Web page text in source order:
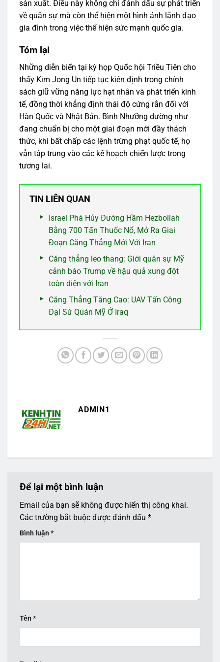
sản xuất. Điều này không chỉ đánh dấu sự phát triển
về quân sự mà còn thể hiện một hình ảnh lãnh đạo
gia đình trong việc thể hiện sức mạnh quốc gia.
Tóm lại
Những diễn biến tại kỳ họp Quốc hội Triều Tiên cho
thấy Kim Jong Un tiếp tục kiên định trong chính
sách giữ vững năng lực hạt nhân và phát triển kinh
tế, đồng thời khẳng định thái độ cứng rắn đối với
Hàn Quốc và Nhật Bản. Bình Nhưỡng dường như
đang chuẩn bị cho một giai đoạn mới đầy thách
thức, khi bất chấp các lệnh trừng phạt quốc tế, họ
vẫn tập trung vào các kế hoạch chiến lược trong
tương lai.
TIN LIÊN QUAN
Israel Phá Hủy Đường Hầm Hezbollah
Bằng 700 Tấn Thuốc Nổ, Mở Ra Giai
Đoạn Căng Thẳng Mới Với Iran
Căng thẳng leo thang: Giới quân sự Mỹ
cảnh báo Trump về hậu quả xung đột
toàn diện với Iran
Căng Thẳng Tăng Cao: UAV Tấn Công
Đại Sứ Quán Mỹ Ở Iraq
ADMIN1
Để lại một bình luận
Email của bạn sẽ không được hiển thị công khai.
Các trường bắt buộc được đánh dấu *
Bình luận *
Tên *